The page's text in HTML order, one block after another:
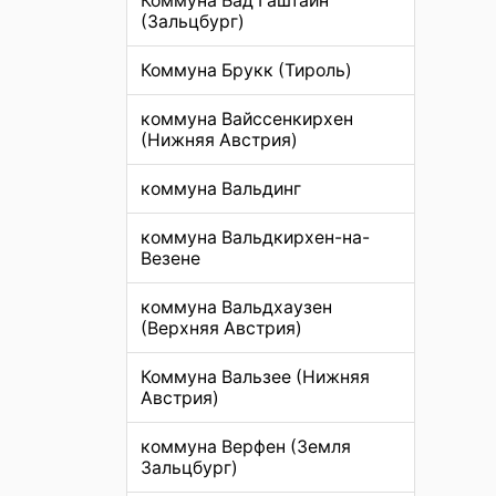
(Зальцбург)
Коммуна Брукк (Тироль)
коммуна Вайссенкирхен
(Нижняя Австрия)
коммуна Вальдинг
коммуна Вальдкирхен-на-
Везене
коммуна Вальдхаузен
(Верхняя Австрия)
Коммуна Вальзее (Нижняя
Австрия)
коммуна Верфен (Земля
Зальцбург)